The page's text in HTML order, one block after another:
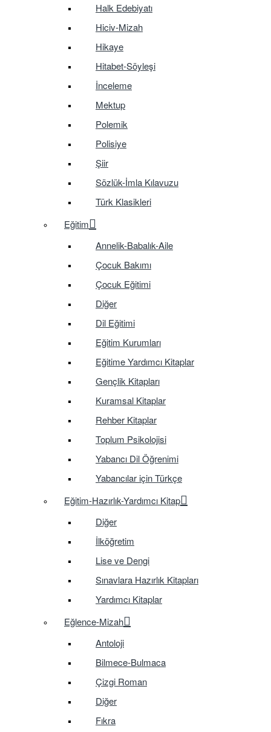
Halk Edebiyatı
Hiciv-Mizah
Hikaye
Hitabet-Söyleşi
İnceleme
Mektup
Polemik
Polisiye
Şiir
Sözlük-İmla Kılavuzu
Türk Klasikleri
Eğitim
Annelik-Babalık-Aile
Çocuk Bakımı
Çocuk Eğitimi
Diğer
Dil Eğitimi
Eğitim Kurumları
Eğitime Yardımcı Kitaplar
Gençlik Kitapları
Kuramsal Kitaplar
Rehber Kitaplar
Toplum Psikolojisi
Yabancı Dil Öğrenimi
Yabancılar için Türkçe
Eğitim-Hazırlık-Yardımcı Kitap
Diğer
İlköğretim
Lise ve Dengi
Sınavlara Hazırlık Kitapları
Yardımcı Kitaplar
Eğlence-Mizah
Antoloji
Bilmece-Bulmaca
Çizgi Roman
Diğer
Fıkra